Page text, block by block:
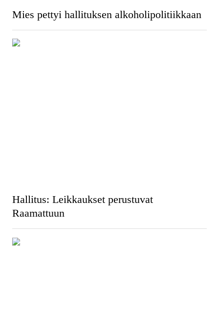
Mies pettyi hallituksen alkoholipolitiikkaan
Hallitus: Leikkaukset perustuvat
Raamattuun